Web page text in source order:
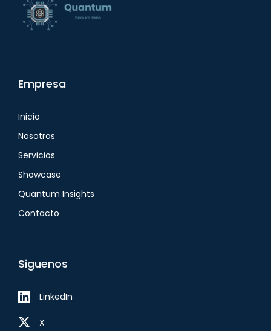
Empresa
Inicio
Nosotros
Servicios
Showcase
Quantum Insights
Contacto
Siguenos
LinkedIn
X